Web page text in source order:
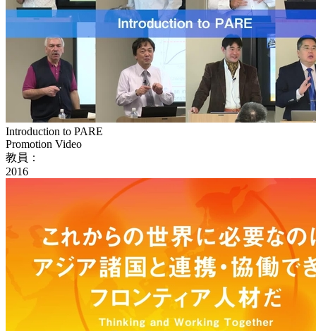
Introduction to PARE
Promotion Video
教員：
2016